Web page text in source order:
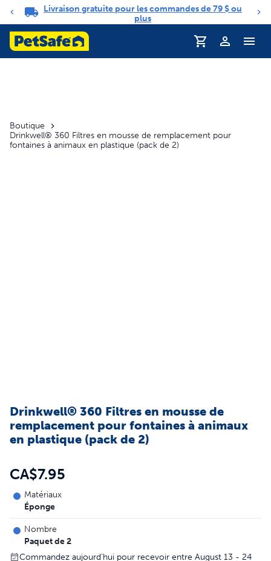
Carrousel de notifications
Livraison gratuite pour les commandes de 79 $ ou
plus
Profil
Boutique
Drinkwell® 360 Filtres en mousse de remplacement pour
fontaines à animaux en plastique (pack de 2)
Drinkwell® 360 Filtres en mousse de
remplacement pour fontaines à animaux
en plastique (pack de 2)
CA$7.95
Matériaux
Éponge
Nombre
Paquet de 2
Commandez aujourd’hui pour recevoir entre August 13 - 24